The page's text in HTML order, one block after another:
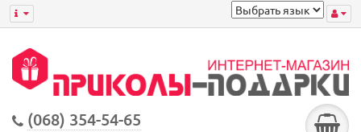
(068) 354-54-65